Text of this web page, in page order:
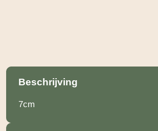
Beschrijving
7cm